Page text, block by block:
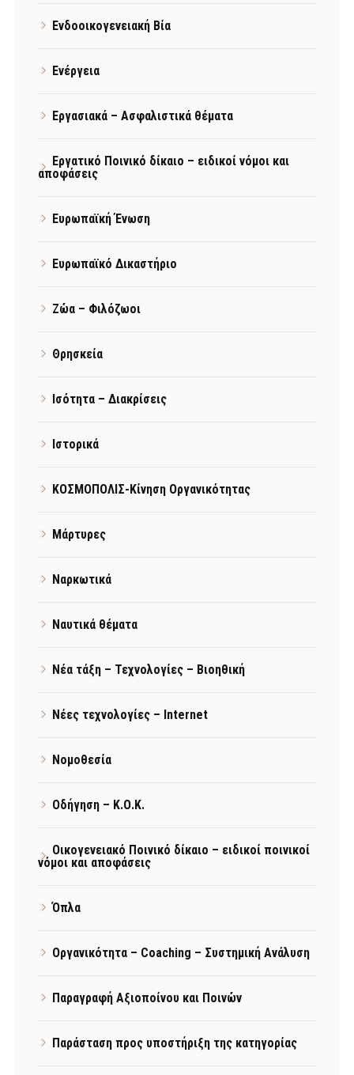
Ενδοοικογενειακή Βία
Ενέργεια
Εργασιακά – Ασφαλιστικά θέματα
Εργατικό Ποινικό δίκαιο – ειδικοί νόμοι και
αποφάσεις
Ευρωπαϊκή Ένωση
Ευρωπαϊκό Δικαστήριο
Ζώα – Φιλόζωοι
Θρησκεία
Ισότητα – Διακρίσεις
Ιστορικά
ΚΟΣΜΟΠΟΛΙΣ-Κίνηση Οργανικότητας
Μάρτυρες
Ναρκωτικά
Ναυτικά θέματα
Νέα τάξη – Τεχνολογίες – Βιοηθική
Νέες τεχνολογίες – Internet
Νομοθεσία
Οδήγηση – Κ.Ο.Κ.
Οικογενειακό Ποινικό δίκαιο – ειδικοί ποινικοί
νόμοι και αποφάσεις
Όπλα
Οργανικότητα – Coaching – Συστημική Ανάλυση
Παραγραφή Αξιοποίνου και Ποινών
Παράσταση προς υποστήριξη της κατηγορίας